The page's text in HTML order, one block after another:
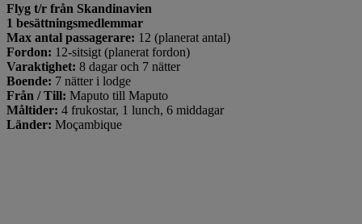
Flyg t/r från Skandinavien
1 besättningsmedlemmar
Max antal passagerare: 12 (planerat antal)
Fordon: 12-sitsigt (planerat fordon)
Varaktighet: 8 dagar och 7 nätter
Boende: 7 nätter i lodge
Från / Till: Maputo till Maputo
Måltider: 4 frukostar, 1 lunch, 6 middagar
Länder: Moçambique